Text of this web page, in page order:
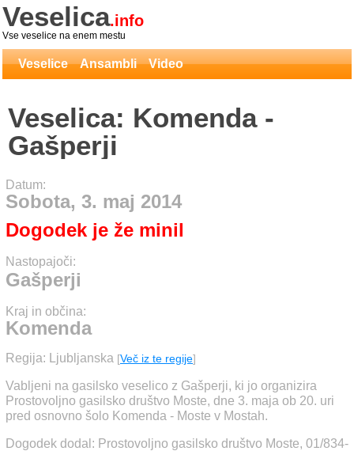
Veselica.info
Vse veselice na enem mestu
Veselice Ansambli Video
Veselica: Komenda -
Gašperji
Datum:
Sobota, 3. maj 2014
Dogodek je že minil
Nastopajoči:
Gašperji
Kraj in občina:
Komenda
Regija: Ljubljanska [Več iz te regije]
Vabljeni na gasilsko veselico z Gašperji, ki jo organizira
Prostovoljno gasilsko društvo Moste, dne 3. maja ob 20. uri
pred osnovno šolo Komenda - Moste v Mostah.
Dogodek dodal: Prostovoljno gasilsko društvo Moste, 01/834-